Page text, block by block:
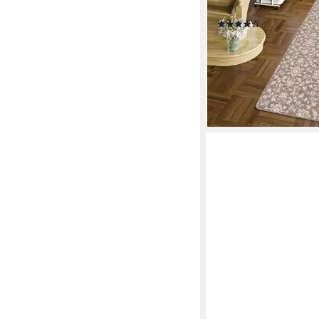
Rechteckig, Höhe: 3
(6)
ab 34,90 € UVP49,90
-30%
lieferbar - in 5-6
+4